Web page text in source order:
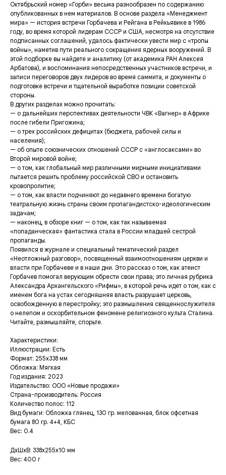
Октябрьский номер «Горби» весьма разнообразен по содержанию
опубликованных в нем материалов. В основе раздела «Менеджмент
мира» — история встречи Горбачева и Рейгана в Рейкьявике в 1986
году, во время которой лидерам СССР и США, несмотря на отсутствие
подписанных соглашений, удалось фактически увести мир с «тропы
войны», наметив пути реального сокращения ядерных вооружений. В
этой подборке вы найдете и аналитику (от академика РАН Алексея
Арбатова), и воспоминания непосредственных участников встречи, и
записи переговоров двух лидеров во время саммита, и документы о
подготовке встречи и тщательной выработке позиции советской
стороны.
В других разделах можно прочитать:
— о дальнейших перспективах деятельности ЧВК «Вагнер» в Африке
после гибели Пригожина;
— о трех российских дефицитах (бюджета, рабочей силы и
населения);
— об опыте союзнических отношений СССР с «англосаксами» во
Второй мировой войне;
— о том, как глобальный мир различными мирными инициативами
пытается решить проблему российской СВО и остановить
кровопролитие;
— о том, как власти подчиняют до недавнего времени богатую
театральную жизнь страны своим пропагандистско-идеологическим
задачам;
— наконец, в обзоре книг — о том, как так называемая
«попаданческая» фантастика стала в России младшей сестрой
пропаганды.
Появился в журнале и специальный тематический раздел
«Неотложный разговор», посвященный взаимоотношениям церкви и
власти при Горбачеве и в наши дни. Это рассказ о том, как атеист
Горбачев помогал верующим обрести свои права; это личная рубрика
Александра Архангельского «Рифмы», в которой речь идет о том, как с
именем бога на устах сегодняшняя власть разрушает церковь,
освобожденную в перестройку; это размышления священнослужителя
о нелепом и оскорбительном феномене религиозного культа Сталина.
Читайте, размышляйте, спорьте.
Характеристики:
Иллюстрации: Есть
Формат: 255х338 мм
Обложка: Мягкая
Год издания: 2023
Издательство: ООО «Новые продажи»
Страна-производитель: Россия
Количество полос: 112
Вид бумаги: Обложка глянец, 130 гр. мелованная, блок офсетная
бумага 80 гр. 4+4, КБС
Вес: 0.4
ДxШxВ: 338x255x10 мм
Вес: 400 г